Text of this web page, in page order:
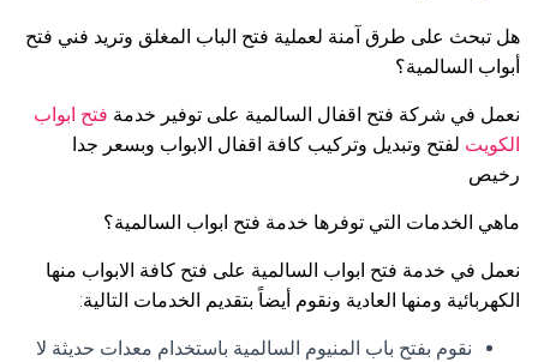
هل تبحث على طرق آمنة لعملية فتح الباب المغلق وتريد فني فتح
أبواب السالمية؟
نعمل في شركة فتح اقفال السالمية على توفير خدمة فتح ابواب
الكويت لفتح وتبديل وتركيب كافة اقفال الابواب وبسعر جدا
رخيص
ماهي الخدمات التي توفرها خدمة فتح ابواب السالمية؟
نعمل في خدمة فتح ابواب السالمية على فتح كافة الابواب منها
الكهربائية ومنها العادية ونقوم أيضاً بتقديم الخدمات التالية:
نقوم بفتح باب المنيوم السالمية باستخدام معدات حديثة لا